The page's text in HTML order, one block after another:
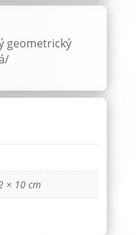
geometrický
× 10 cm